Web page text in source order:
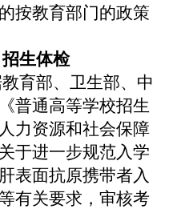
按教育部门的政策
招生体检
育部、卫生部、中
普通高等学校招生
人力资源和社会保障
于进一步规范入学
表面抗原携带者入
有关要求，审核考